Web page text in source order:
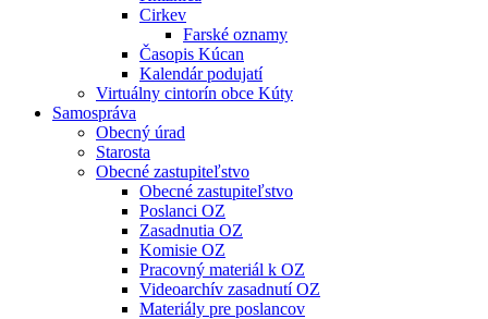
Cirkev
Farské oznamy
Časopis Kúcan
Kalendár podujatí
Virtuálny cintorín obce Kúty
Samospráva
Obecný úrad
Starosta
Obecné zastupiteľstvo
Obecné zastupiteľstvo
Poslanci OZ
Zasadnutia OZ
Komisie OZ
Pracovný materiál k OZ
Videoarchív zasadnutí OZ
Materiály pre poslancov